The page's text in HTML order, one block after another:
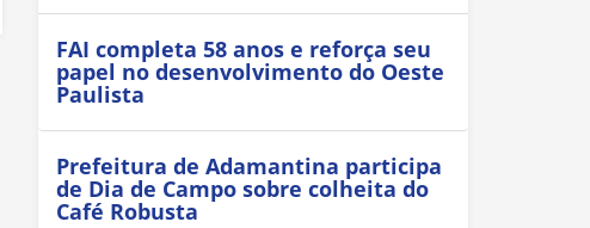
FAI completa 58 anos e reforça seu
papel no desenvolvimento do Oeste
Paulista
Prefeitura de Adamantina participa
de Dia de Campo sobre colheita do
Café Robusta